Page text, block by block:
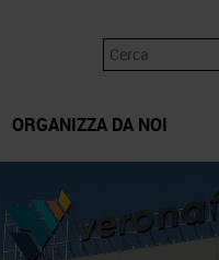
ORGANIZZA DA NOI